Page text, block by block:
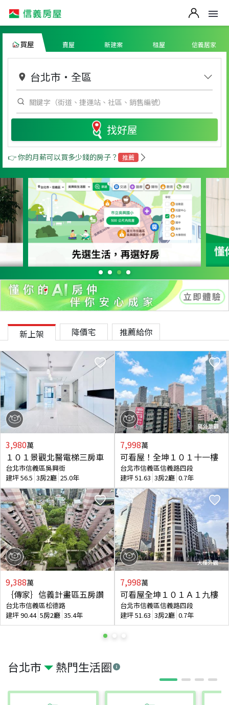
買屋 賣屋 新建案 租屋 信義居家
台北市 ・ 全區
找好屋
👉 你的月薪可以買多少錢的房子？ 推薦
台北市 熱門生活圈
新上架 降價宅 推薦給你
3,980萬
１０１景觀北醫電梯三房車
台北市信義區吳興街
建坪56.5 3房2廳 25.0年
9,388萬
｛傳家｝信義計畫區五房讚
台北市信義區松德路
建坪90.44 5房2廳 35.4年
7,998萬
可看屋！全坤１０１十一樓
台北市信義區信義路四段
建坪51.63 3房2廳 0.7年
7,998萬
可看屋全坤１０１Ａ１九樓
台北市信義區信義路四段
建坪51.63 3房2廳 0.7年